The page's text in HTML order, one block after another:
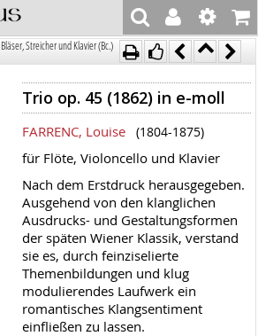
Bläser, Streicher und Klavier (Bc.)
Trio op. 45 (1862) in e-moll
FARRENC, Louise (1804-1875)
für Flöte, Violoncello und Klavier
Nach dem Erstdruck herausgegeben.
Ausgehend von den klanglichen
Ausdrucks- und Gestaltungsformen
der späten Wiener Klassik, verstand
sie es, durch feinziselierte
Themenbildungen und klug
modulierendes Laufwerk ein
romantisches Klangsentiment
einfließen zu lassen.